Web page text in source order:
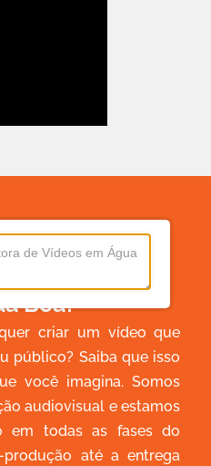
Produzir Um
Boa?
criar um vídeo que
público? Saiba que isso
você imagina. Somos
audiovisual e estamos
em todas as fases do
até a entrega